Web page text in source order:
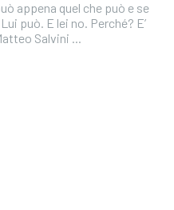
appena quel che può e se
può. E lei no. Perché? E’
Salvini ...